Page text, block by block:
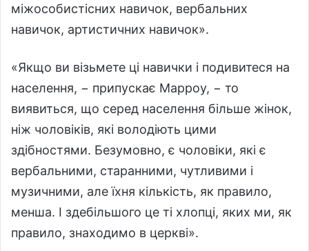
міжособистісних навичок, вербальних
навичок, артистичних навичок».
«Якщо ви візьмете ці навички і подивитеся на
населення, − припускає Марроу, − то
виявиться, що серед населення більше жінок,
ніж чоловіків, які володіють цими
здібностями. Безумовно, є чоловіки, які є
вербальними, старанними, чутливими і
музичними, але їхня кількість, як правило,
менша. І здебільшого це ті хлопці, яких ми, як
правило, знаходимо в церкві».